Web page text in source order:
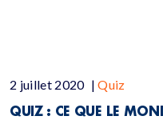
2 juillet 2020 | Quiz
QUIZ : CE QUE LE